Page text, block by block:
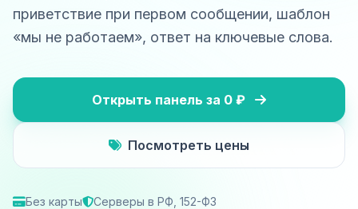
приветствие при первом сообщении, шаблон
«мы не работаем», ответ на ключевые слова.
Открыть панель за 0 ₽
Посмотреть цены
Без карты
Серверы в РФ, 152-ФЗ